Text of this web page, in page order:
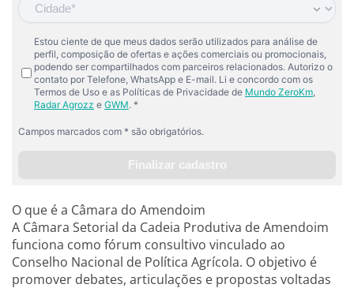
O que é a Câmara do Amendoim
A Câmara Setorial da Cadeia Produtiva de Amendoim
funciona como fórum consultivo vinculado ao
Conselho Nacional de Política Agrícola. O objetivo é
promover debates, articulações e propostas voltadas